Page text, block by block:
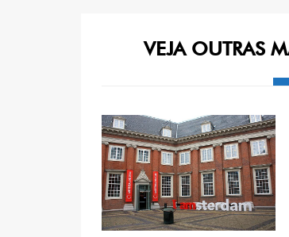
VEJA OUTRAS